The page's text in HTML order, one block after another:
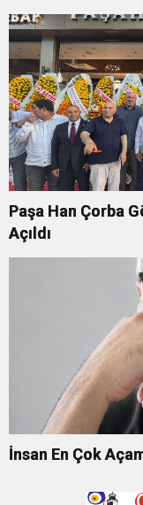
Paşa Han Çorba
Açıldı
İnsan En Çok